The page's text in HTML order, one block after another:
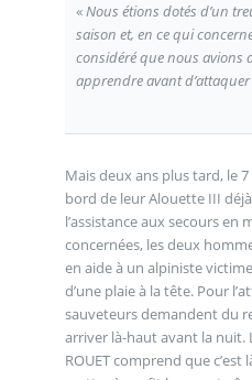
«Nous étions dotés d’un
saison et, en ce qui
considéré que nous avions
apprendre avant
Mais deux ans plus tard, le
bord de leur Alouette III
l’assistance aux secours en
concernées, les deux
en aide à un alpiniste
d’une plaie à la tête. Pour
sauveteurs demandent du
arriver là-haut avant la nuit.
ROUET comprend que c’est